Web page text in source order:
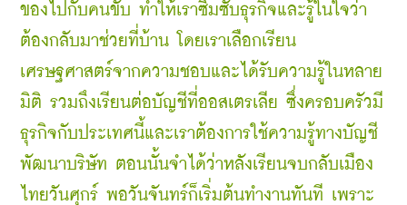
ของไปกับคนขับ ทำให้เราซึมซับธุรกิจและรู้ในใจว่า
ต้องกลับมาช่วยที่บ้าน โดยเราเลือกเรียน
เศรษฐศาสตร์จากความชอบและได้รับความรู้ในหลาย
มิติ รวมถึงเรียนต่อบัญชีที่ออสเตรเลีย ซึ่งครอบครัวมี
ธุรกิจกับประเทศนี้และเราต้องการใช้ความรู้ทางบัญชี
พัฒนาบริษัท ตอนนั้นจำได้ว่าหลังเรียนจบกลับเมือง
ไทยวันศุกร์ พอวันจันทร์ก็เริ่มต้นทำงานทันที เพราะ